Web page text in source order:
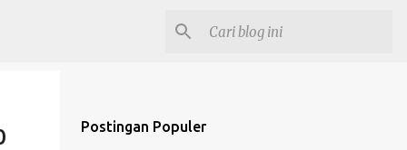
Postingan Populer